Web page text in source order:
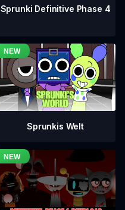
Sprunki Definitive Phase 4
Sprunkis Welt